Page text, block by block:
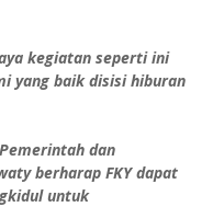
kegiatan seperti ini
yang baik disisi hiburan
dan
berharap FKY dapat
untuk